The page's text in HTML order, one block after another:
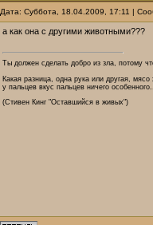
Дата: Суббота, 18.04.2009, 17:11 |
а как она с другими животными???
Ты должен сделать добро из зла, потому
Какая разница, одна рука или другая,
у пальцев вкус пальцев ничего
(Стивен Кинг "Оставшийся в живых")